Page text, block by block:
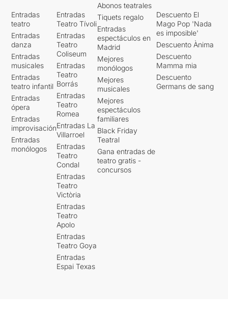
Entradas
teatro
Entradas
danza
Entradas
musicales
Entradas
teatro infantil
Entradas
ópera
Entradas
improvisación
Entradas
monólogos
Entradas
Teatro Tívoli
Entradas
Teatro
Coliseum
Entradas
Teatro
Borrás
Entradas
Teatro
Romea
Entradas La
Villarroel
Entradas
Teatro
Condal
Entradas
Teatro
Victòria
Entradas
Teatro
Apolo
Entradas
Teatro Goya
Entradas
Espai Texas
Abonos teatrales
Tiquets regalo
Entradas
espectáculos en
Madrid
Mejores
monólogos
Mejores
musicales
Mejores
espectáculos
familiares
Black Friday
Teatral
Gana entradas de
teatro gratis -
concursos
Descuento El
Mago Pop 'Nada
es imposible'
Descuento Ànima
Descuento
Mamma mia
Descuento
Germans de sang